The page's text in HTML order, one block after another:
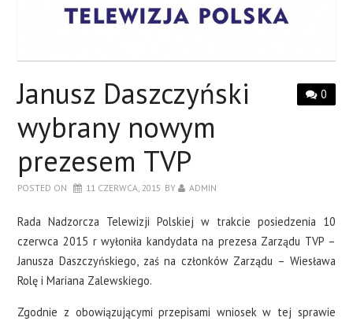
0
Janusz Daszczyński
wybrany nowym
prezesem TVP
POSTED ON 11 CZERWCA, 2015 BY ADMIN
Rada Nadzorcza Telewizji Polskiej w trakcie posiedzenia 10
czerwca 2015 r wyłoniła kandydata na prezesa Zarządu TVP –
Janusza Daszczyńskiego, zaś na członków Zarządu – Wiesława
Rolę i Mariana Zalewskiego.
Zgodnie z obowiązującymi przepisami wniosek w tej sprawie